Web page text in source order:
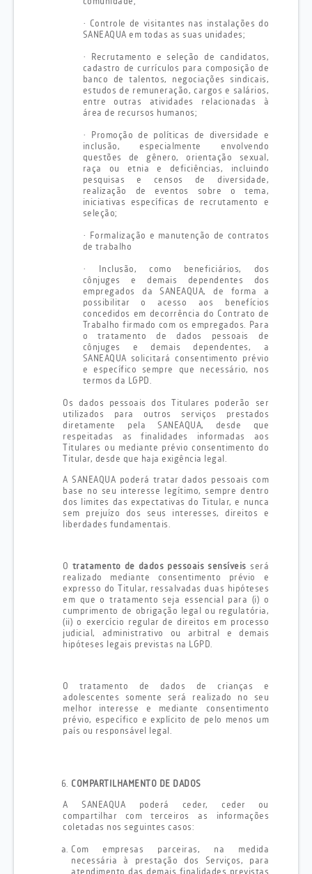
· Controle de visitantes nas instalações do
SANEAQUA em todas as suas unidades;
·
Recrutamento e seleção de candidatos,
cadastro de currículos para composição de
banco de talentos, negociações sindicais,
estudos de remuneração, cargos e salários,
entre outras atividades relacionadas à
área de recursos humanos;
·
Promoção de políticas de diversidade e
inclusão, especialmente envolvendo
questões de gênero, orientação sexual,
raça ou etnia e deficiências, incluindo
pesquisas e censos de diversidade,
realização de eventos sobre o tema,
iniciativas específicas de recrutamento e
seleção;
·
Formalização e manutenção de contratos
de trabalho
·
Inclusão, como beneficiários, dos
cônjuges e demais dependentes dos
empregados da SANEAQUA, de forma a
possibilitar o acesso aos benefícios
concedidos em decorrência do Contrato de
Trabalho firmado com os empregados. Para
o tratamento de dados pessoais de
cônjuges e demais dependentes, a
SANEAQUA solicitará consentimento prévio
e específico sempre que necessário, nos
termos da LGPD.
Os dados pessoais dos Titulares poderão ser
utilizados para outros serviços prestados
diretamente pela SANEAQUA, desde que
respeitadas as finalidades informadas aos
Titulares ou mediante prévio consentimento do
Titular, desde que haja exigência legal.
A SANEAQUA poderá tratar dados pessoais com
base no seu interesse legítimo, sempre dentro
dos limites das expectativas do Titular, e nunca
sem prejuízo dos seus interesses, direitos e
liberdades fundamentais.
O tratamento de dados pessoais sensíveis será
realizado mediante consentimento prévio e
expresso do Titular, ressalvadas duas hipóteses
em que o tratamento seja essencial para (i) o
cumprimento de obrigação legal ou regulatória,
(ii) o exercício regular de direitos em processo
judicial, administrativo ou arbitral e demais
hipóteses legais previstas na LGPD.
O tratamento de dados de crianças e
adolescentes somente será realizado no seu
melhor interesse e mediante consentimento
prévio, específico e explícito de pelo menos um
país ou responsável legal.
COMPARTILHAMENTO DE DADOS
A SANEAQUA poderá ceder, ceder ou
compartilhar com terceiros as informações
coletadas nos seguintes casos:
Com empresas parceiras, na medida
necessária à prestação dos Serviços, para
atendimento das demais finalidades previstas